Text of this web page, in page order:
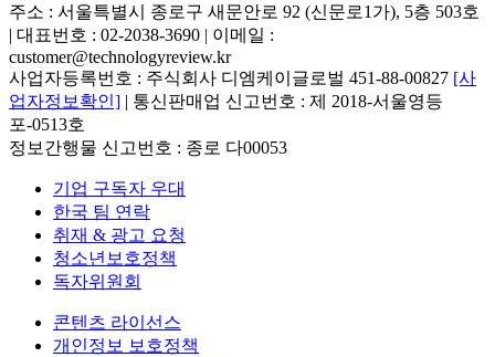
주소 : 서울특별시 종로구 새문안로 92 (신문로1가), 5층 503호
| 대표번호 : 02-2038-3690 | 이메일 :
customer@technologyreview.kr
사업자등록번호 : 주식회사 디엠케이글로벌 451-88-00827 [사
업자정보확인] | 통신판매업 신고번호 : 제 2018-서울영등
포-0513호
정보간행물 신고번호 : 종로 다00053
기업 구독자 우대
한국 팀 연락
취재 & 광고 요청
청소년보호정책
독자위원회
콘텐츠 라이선스
개인정보 보호정책